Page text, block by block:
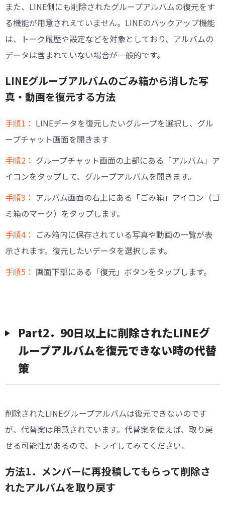
また、LINE側にも削除されたグループアルバムの復元をす
る機能が用意されえていません。LINEのバックアップ機能
は、トーク履歴や設定などを対象としており、アルバムの
データは含まれていない場合が一般的です。
LINEグループアルバムのごみ箱から消した写
真・動画を復元する方法
手順1： LINEデータを復元したいグループを選択し、グル
ープチャット画面を開きます
手順2： グループチャット画面の上部にある「アルバム」ア
イコンをタップして、グループアルバムを開きます。
手順3： アルバム画面の右上にある「ごみ箱」アイコン（ゴ
ミ箱のマーク）をタップします。
手順4： ごみ箱内に保存されている写真や動画の一覧が表
示されます。復元したいデータを選択します。
手順5： 画面下部にある「復元」ボタンをタップします。
Part2．90日以上に削除されたLINEグ
ループアルバムを復元できない時の代替
策
削除されたLINEグループアルバムは復元できないのです
が、代替案は用意されています。代替案を使えば、取り戻
せる可能性があるので、トライしてみてください。
方法1．メンバーに再投稿してもらって削除さ
れたアルバムを取り戻す